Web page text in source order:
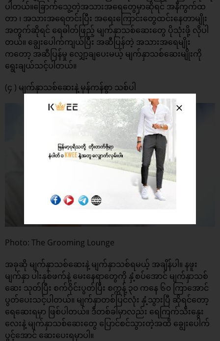
ပါတယ်။ခြောက်သွေ့တဲ့အသားအရေတွေမှာဆိုရင် အနီကွက်ထ
တာ ၊ အသားအရေတင်းပြီး အရေးကြောင်းတွေထင်းနေတာမျိုး
အတွက်ဆိုရင် ရေဓါတ်ဖြည့် မျက်နှာသစ်ဆေးတွေ ပိုသုံးဖို့ လိုပါ
တယ်။ ချွေးပေါက်ကျယ်ပြီး အဆီပြန်တဲ့ အသားအရေမျိုး
ကတော့ အဆီပြန်မှု လျှော့ချပေးမယ့် မျက်နှာသစ်ဆေးမျိုးကို
ရွေးချယ်သင့်ပါတယ်။
(၄ ) မျက်နှာသစ်ဆေးနဲ့ မှန်ကန်စွာ သစ်ပါ
Photo: The Grooming Lounge
အခုဆို မျက်နှာသစ်ဆေးနဲ့ မျက်နှာသစ်ရမယ့် အချိန်ပါ။ နဖူး
မျက်နှာ ပါးနှစ်ဖက်နဲ့ မေးနေရာတွေကို နှံ့စပ်အောင် မျက်နှာသစ်
ဆေး သုတ်ပြီး စက်ဝိုင်းပွတ်ပြီး စက္ကန့် ၃၀ ကနေ ၆၀ ကြာအောင်
ပွတ်ပေးသင့်ပါတယ်။ မျက်နှာတစ်ပြင်လုံး နှံ့သွားပြီ ဆိုရင်တော့
ရေဆေးရမှာ ဖြစ်ပါတယ်။ ဒီတစ်ခါမှာလည်း ရေကြက်သီးနွေး
လေးနဲ့ မျက်နှာသစ်ဆေးတွေ ပြောင်စင်သွားတဲ့အထိ ချွေးပေါက်
ပွင့်အောင် ဆေးပေးရမှာပါ။